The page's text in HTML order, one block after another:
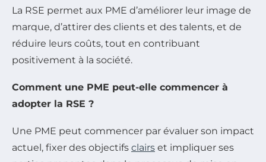
La RSE permet aux PME d’améliorer leur image de
marque, d’attirer des clients et des talents, et de
réduire leurs coûts, tout en contribuant
positivement à la société.
Comment une PME peut-elle commencer à
adopter la RSE ?
Une PME peut commencer par évaluer son impact
actuel, fixer des objectifs clairs et impliquer ses